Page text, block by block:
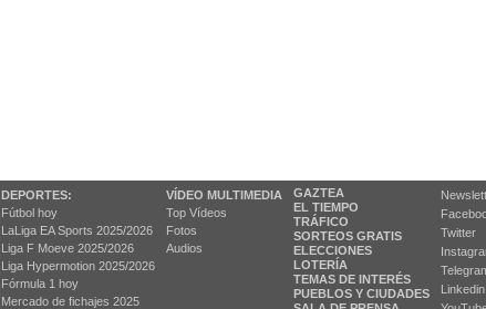
DEPORTES:
Fútbol hoy
LaLiga EA Sports 2025/2026
Liga F Moeve 2025/2026
Liga Hypermotion 2025/2026
Fórmula 1 hoy
Mercado de fichajes 2025
VÍDEO MULTIMEDIA
Top Vídeos
Fotos
Audios
GAZTEA
EL TIEMPO
TRÁFICO
SORTEOS GRATIS
ELECCIONES
LOTERÍA
TEMAS DE INTERÉS
PUEBLOS Y CIUDADES
Twitter
Linkedin